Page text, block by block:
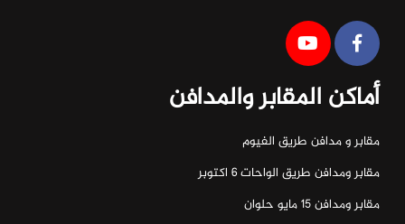
أماكن المقابر والمدافن
مقابر و مدافن طريق الفيوم
مقابر ومدافن طريق الواحات ٦ اكتوبر
مقابر ومدافن ١٥ مايو حلوان